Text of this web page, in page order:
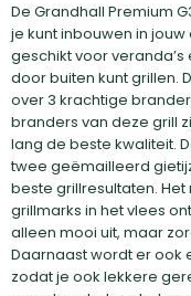
De Grandhall Premium
je kunt inbouwen in jouw
geschikt voor
door buiten kunt grillen.
over 3 krachtige
branders van deze grill
lang de beste kwaliteit.
twee geëmailleerd
beste grillresultaten.
grillmarks in het vlees
alleen mooi uit, maar
Daarnaast wordt er
zodat je ook lekkere